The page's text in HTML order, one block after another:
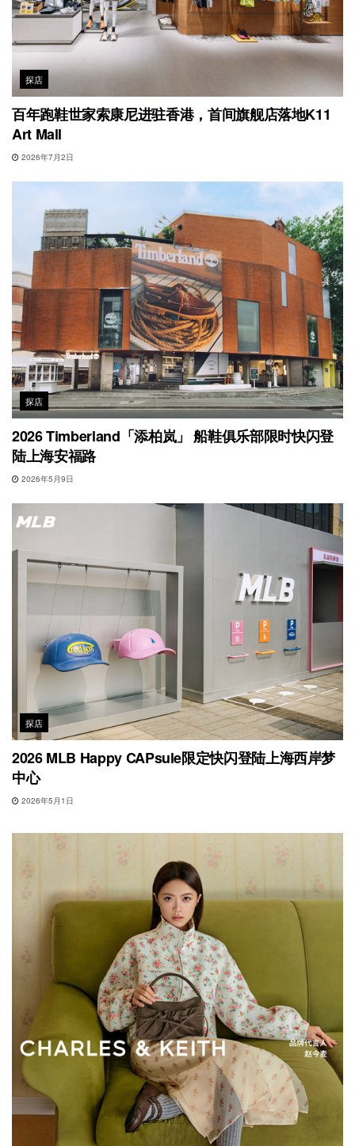
探店
百年跑鞋世家索康尼进驻香港，首间旗舰店落地K11
Art Mall
2026年7月2日
探店
2026 Timberland「添柏岚」 船鞋俱乐部限时快闪登
陆上海安福路
2026年5月9日
探店
2026 MLB Happy CAPsule限定快闪登陆上海西岸梦
中心
2026年5月1日